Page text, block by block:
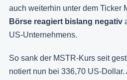
auch weiterhin unter dem Ticker
Börse reagiert bislang negativ
US-Unternehmens.
So sank der MSTR-Kurs seit
notiert nun bei 336,70 US-Dollar.